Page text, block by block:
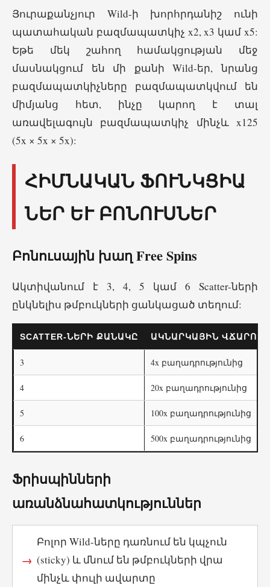
Յուրաքանչյուր Wild-ի խորհրդանիշ ունի
պատահական բազմապատկիչ x2, x3 կամ x5:
Եթե մեկ շահող համակցության մեջ
մասնակցում են մի քանի Wild-եր, նրանց
բազմապատկիչները բազմապատկվում են
միմյանց հետ, ինչը կարող է տալ
առավելագույն բազմապատկիչ մինչև x125
(5x × 5x × 5x):
ՀԻՄՆԱԿԱՆ ՖՈՒՆԿՑԻԱ
ՆԵՐ ԵՒ ԲՈՆՈՒՍՆԵՐ
Բոնուսային խաղ Free Spins
Ակտիվանում է 3, 4, 5 կամ 6 Scatter-ների
ընկնելիս թմբուկների ցանկացած տեղում:
SCATTER-ՆԵՐԻ ՔԱՆԱԿԸ ԱԿՆԱՐԿԱՅԻՆ ՎՃԱՐՈՒՄ
3 4x բաղադրությունից
4 20x բաղադրությունից
5 100x բաղադրությունից
6 500x բաղադրությունից
Ֆրիսպինների
առանձնահատկություններ
Բոլոր Wild-ները դառնում են կպչուն
(sticky) և մնում են թմբուկների վրա
մինչև փուլի ավարտը